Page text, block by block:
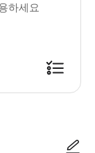
하세요